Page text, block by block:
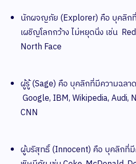
นักผจญภัย (Explorer) คือ บุคลิก
เผชิญโลกกว้าง ไม่หยุดนิ่ง เช่น
North Face
ผู้รู้ (Sage) คือ บุคลิกที่มีความฉลา
Google, IBM, Wikipedia, Audi,
CNN
ผู้บริสุทธิ์ (Innocent) คือ บุคลิกที่มี